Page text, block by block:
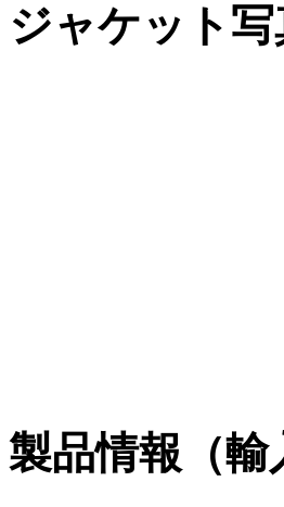
ジャケット写
製品情報（輸